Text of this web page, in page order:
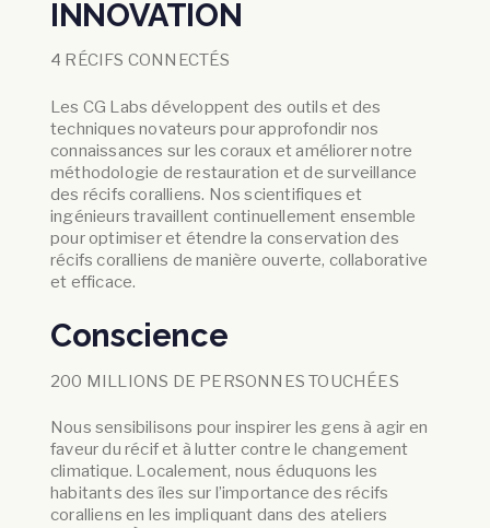
INNOVATION
4 RÉCIFS CONNECTÉS
Les CG Labs développent des outils et des
techniques novateurs pour approfondir nos
connaissances sur les coraux et améliorer notre
méthodologie de restauration et de surveillance
des récifs coralliens. Nos scientifiques et
ingénieurs travaillent continuellement ensemble
pour optimiser et étendre la conservation des
récifs coralliens de manière ouverte, collaborative
et efficace.
Conscience
200 MILLIONS DE PERSONNES TOUCHÉES
Nous sensibilisons pour inspirer les gens à agir en
faveur du récif et à lutter contre le changement
climatique. Localement, nous éduquons les
habitants des îles sur l’importance des récifs
coralliens en les impliquant dans des ateliers